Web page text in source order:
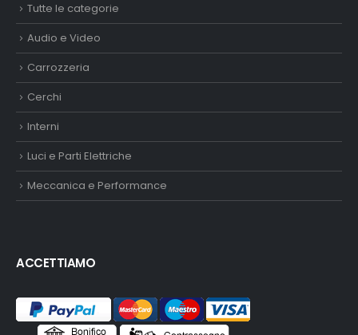
Tutte le categorie
Audio e Video
Carrozzeria
Cerchi
Interni
Luci e Parti Elettriche
Meccanica e Performance
ACCETTIAMO